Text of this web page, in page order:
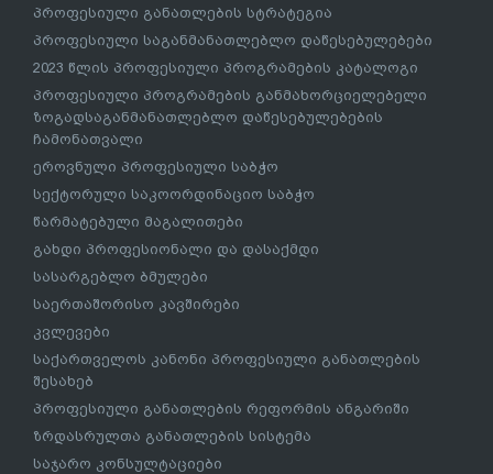
პროფესიული განათლების სტრატეგია
პროფესიული საგანმანათლებლო დაწესებულებები
2023 წლის პროფესიული პროგრამების კატალოგი
პროფესიული პროგრამების განმახორციელებელი
ზოგადსაგანმანათლებლო დაწესებულებების
ჩამონათვალი
ეროვნული პროფესიული საბჭო
სექტორული საკოორდინაციო საბჭო
წარმატებული მაგალითები
გახდი პროფესიონალი და დასაქმდი
სასარგებლო ბმულები
საერთაშორისო კავშირები
კვლევები
საქართველოს კანონი პროფესიული განათლების
შესახებ
პროფესიული განათლების რეფორმის ანგარიში
ზრდასრულთა განათლების სისტემა
საჯარო კონსულტაციები